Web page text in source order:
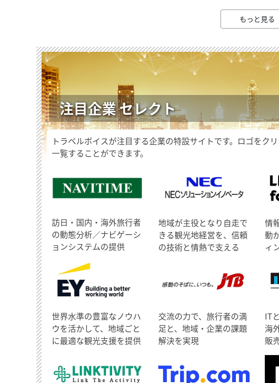
もっと見る
注目企業 セレクト
トラベルボイスが注目する企業の特設サイトです。ロゴをク
一覧することができます。
訪日・国内・海外旅行者
の動態分析／ナビゲーシ
ョンシステムの提供
地域が主役となり自走で
きる観光地経営を、信頼
の技術と情熱で支える
情
動
ィ
世界水準の豊富なノウハ
ウを活かして、地域ごと
に最適な観光支援を提供
交流の力で、旅行者の満
足と、地域・企業の課題
解決を実現
IT
海
販